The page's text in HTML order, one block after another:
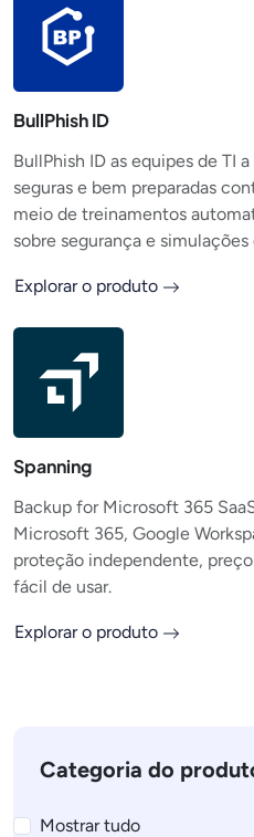
BullPhish ID
BullPhish ID as equipes de TI
seguras e bem preparadas
meio de treinamentos
sobre segurança e
Explorar o produto
Spanning
Backup for Microsoft 365
Microsoft 365, Google
proteção independente,
fácil de usar.
Explorar o produto
Categoria do
Mostrar tudo